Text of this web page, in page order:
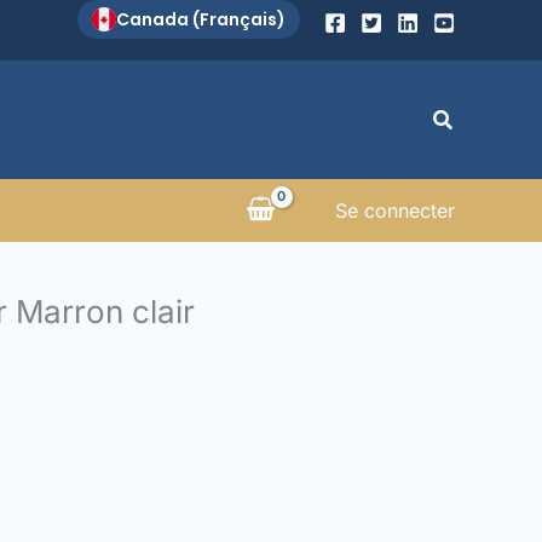
Canada (Français)
Se connecter
Marron clair